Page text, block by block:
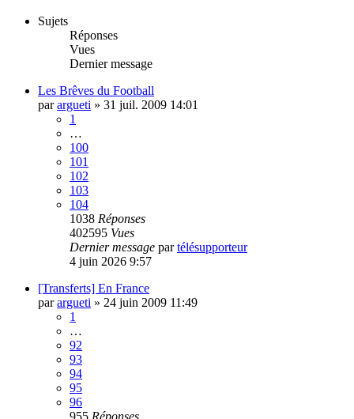
Sujets
Réponses
Vues
Dernier message
Les Brêves du Football
parargueti » 31 juil. 2009 14:01
1
…
100
101
102
103
104
1038 Réponses
402595 Vues
Dernier message partélésupporteur
4 juin 2026 9:57
[Transferts] En France
parargueti » 24 juin 2009 11:49
1
…
92
93
94
95
96
955 Réponses